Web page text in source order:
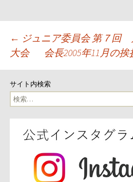
投
稿
ナ
ビ
← ジュニア委員会 第７
大会
会長2005年11月の
サイト内検索
検
索: